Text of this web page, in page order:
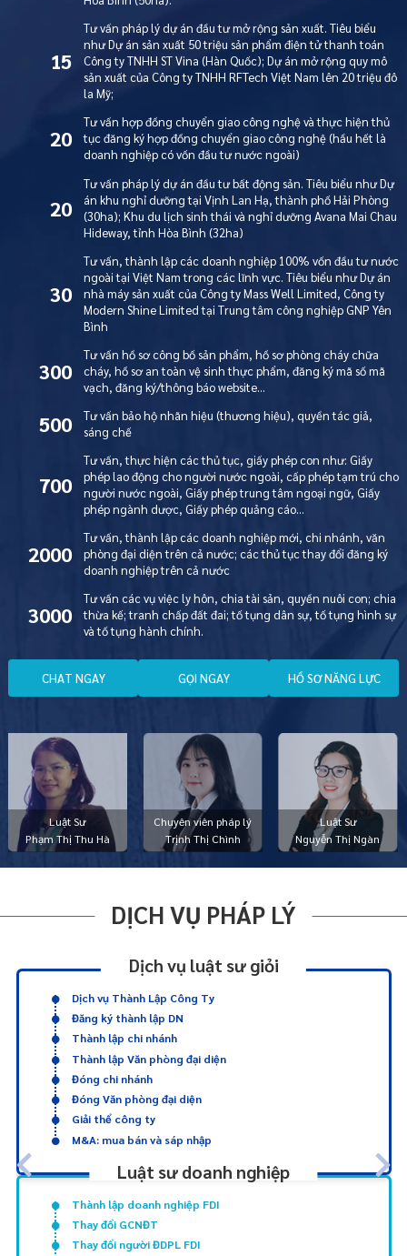
Luật Sư
Phạm Thị Thu Hà
Chuyên viên pháp lý
Trịnh Thị Chình
Luật Sư
Nguyễn Thị Ngàn
15
Tư vấn pháp lý dự án đầu tư mở rộng sản xuất. Tiêu biểu
như Dự án sản xuất 50 triệu sản phẩm điện tử thanh toán
Công ty TNHH ST Vina (Hàn Quốc); Dự án mở rộng quy mô
sản xuất của Công ty TNHH RFTech Việt Nam lên 20 triệu đô
la Mỹ;
20
Tư vấn hợp đồng chuyển giao công nghệ và thực hiện thủ
tục đăng ký hợp đồng chuyển giao công nghệ (hầu hết là
doanh nghiệp có vốn đầu tư nước ngoài)
20
Tư vấn pháp lý dự án đầu tư bất động sản. Tiêu biểu như Dự
án khu nghỉ dưỡng tại Vịnh Lan Hạ, thành phố Hải Phòng
(30ha); Khu du lịch sinh thái và nghỉ dưỡng Avana Mai Chau
Hideway, tỉnh Hòa Bình (32ha)
30
Tư vấn, thành lập các doanh nghiệp 100% vốn đầu tư nước
ngoài tại Việt Nam trong các lĩnh vực. Tiêu biểu như Dự án
nhà máy sản xuất của Công ty Mass Well Limited, Công ty
Modern Shine Limited tại Trung tâm công nghiệp GNP Yên
Bình
300
Tư vấn hồ sơ công bố sản phẩm, hồ sơ phòng cháy chữa
cháy, hồ sơ an toàn vệ sinh thực phẩm, đăng ký mã số mã
vạch, đăng ký/thông báo website…
500
Tư vấn bảo hộ nhãn hiệu (thương hiệu), quyền tác giả,
sáng chế
700
Tư vấn, thực hiện các thủ tục, giấy phép con như: Giấy
phép lao động cho người nước ngoài, cấp phép tạm trú cho
người nước ngoài, Giấy phép trung tâm ngoại ngữ, Giấy
phép ngành dược, Giấy phép quảng cáo…
2000
Tư vấn, thành lập các doanh nghiệp mới, chi nhánh, văn
phòng đại diện trên cả nước; các thủ tục thay đổi đăng ký
doanh nghiệp trên cả nước
3000
Tư vấn các vụ việc ly hôn, chia tài sản, quyền nuôi con; chia
thừa kế; tranh chấp đất đai; tố tụng dân sự, tố tụng hình sự
và tố tụng hành chính.
CHAT NGAY GỌI NGAY HỒ SƠ NĂNG LỰC
DỊCH VỤ PHÁP LÝ
Dịch vụ luật sư giỏi
Dịch vụ Thành Lập Công Ty
Đăng ký thành lập DN
Thành lập chi nhánh
Thành lập Văn phòng đại diện
Đóng chi nhánh
Đóng Văn phòng đại diện
Giải thể công ty
M&A: mua bán và sáp nhập
Luật sư doanh nghiệp
Thành lập doanh nghiệp FDI
Thay đổi GCNĐT
Thay đổi người ĐDPL FDI